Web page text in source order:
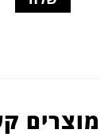
מוצרים